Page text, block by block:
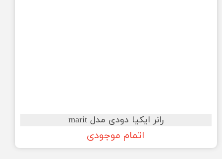
رانر ایکیا دودی مدل marit
اتمام موجودی